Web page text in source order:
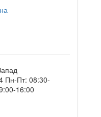
Пн-Пт: 08:30-
16:00